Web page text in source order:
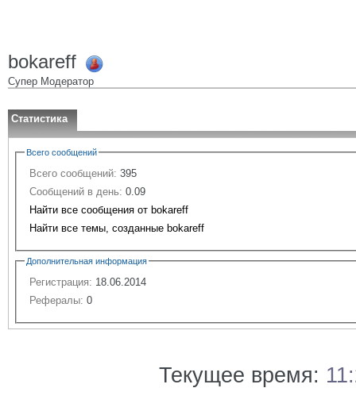
bokareff
Супер Модератор
Статистика
Всего сообщений
Всего сообщений: 395
Сообщений в день: 0.09
Найти все сообщения от bokareff
Найти все темы, созданные bokareff
Дополнительная информация
Регистрация: 18.06.2014
Рефералы: 0
Текущее время: